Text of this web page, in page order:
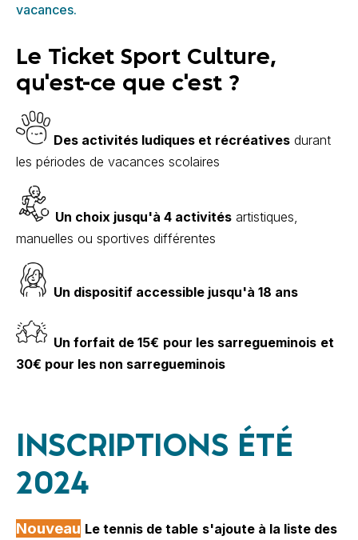
vacances.
Le Ticket Sport Culture,
qu'est-ce que c'est ?
Des activités ludiques et récréatives durant
les périodes de vacances scolaires
Un choix jusqu'à 4 activités artistiques,
manuelles ou sportives différentes
Un dispositif accessible jusqu'à 18 ans
Un forfait de 15€ pour les sarregueminois et
30€ pour les non sarregueminois
INSCRIPTIONS ÉTÉ
2024
Nouveau Le tennis de table s'ajoute à la liste des